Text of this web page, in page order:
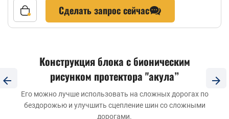
Сделать запрос сейчас
Конструкция блока с бионическим
рисунком протектора "акула”
Его можно лучше использовать на сложных дорогах по
бездорожью и улучшить сцепление шин со сложными
дорогами.